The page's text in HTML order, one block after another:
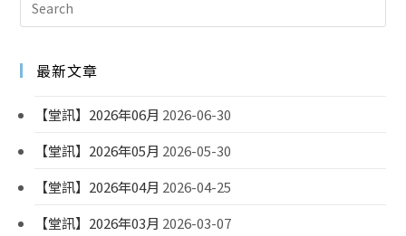
最新文章
【堂訊】2026年06月 2026-06-30
【堂訊】2026年05月 2026-05-30
【堂訊】2026年04月 2026-04-25
【堂訊】2026年03月 2026-03-07